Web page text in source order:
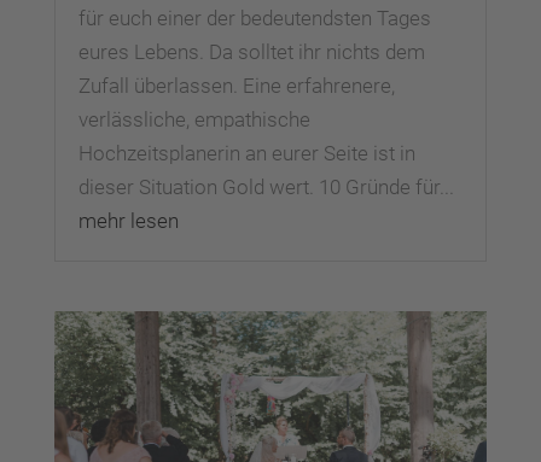
für euch einer der bedeutendsten Tages
eures Lebens. Da solltet ihr nichts dem
Zufall überlassen. Eine erfahrenere,
verlässliche, empathische
Hochzeitsplanerin an eurer Seite ist in
dieser Situation Gold wert. 10 Gründe für...
mehr lesen